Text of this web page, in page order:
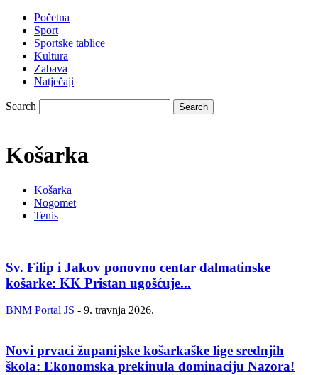
Početna
Sport
Sportske tablice
Kultura
Zabava
Natječaji
Search
Košarka
Košarka
Nogomet
Tenis
Sv. Filip i Jakov ponovno centar dalmatinske
košarke: KK Pristan ugošćuje...
BNM Portal JS - 9. travnja 2026.
Novi prvaci županijske košarkaške lige srednjih
škola: Ekonomska prekinula dominaciju Nazora!